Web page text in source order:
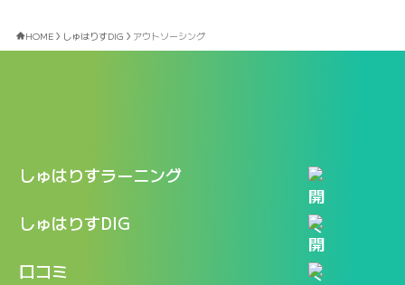
HOME しゅはりすDIG アウトソーシング
しゅはりすラーニング
特長
料金
しゅはりすDIG
記事一覧
口コミ